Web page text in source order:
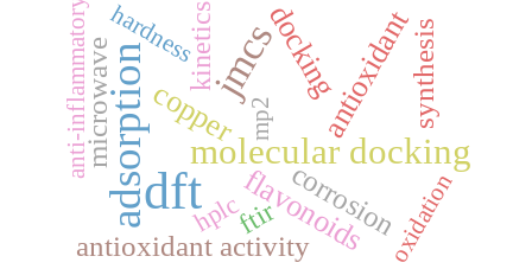
dft
adsorption jmcs
molecular docking
copper antioxidant
flavonoids
docking
antioxidant activity
microwave
corrosion
synthesis
kinetics
ftir
hplc oxidation
anti-inflammatory hardness
mp2